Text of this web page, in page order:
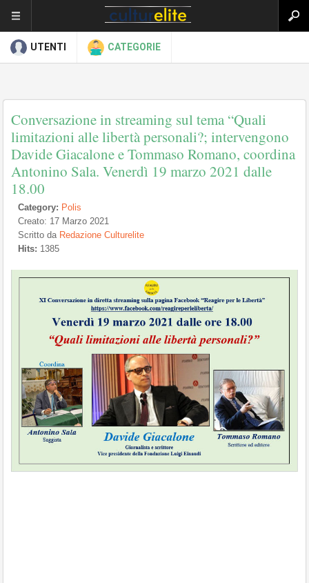
UTENTI CATEGORIE
Conversazione in streaming sul tema “Quali
limitazioni alle libertà personali?; intervengono
Davide Giacalone e Tommaso Romano, coordina
Antonino Sala. Venerdì 19 marzo 2021 dalle
18.00
Category: Polis
Creato: 17 Marzo 2021
Scritto da Redazione Culturelite
Hits: 1385